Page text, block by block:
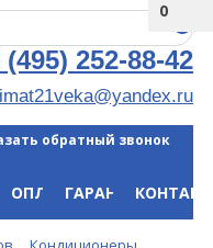
0
(495) 252-88-42
обратный звонок
ОПЛАТАГАРАНТИЯ